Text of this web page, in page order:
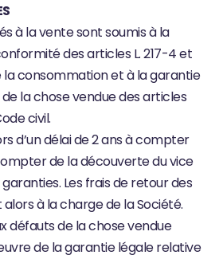
à la vente sont soumis à la
des articles L. 217-4 et
la consommation et à la garantie
la chose vendue des articles
civil.
d’un délai de 2 ans à compter
de la découverte du vice
Les frais de retour des
à la charge de la Société.
défauts de la chose vendue
de la garantie légale relative